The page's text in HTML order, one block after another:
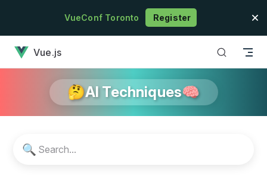
Skip to contentVueConf Toronto Register
Vue.js
🤔AI Techniques🧠
🔍